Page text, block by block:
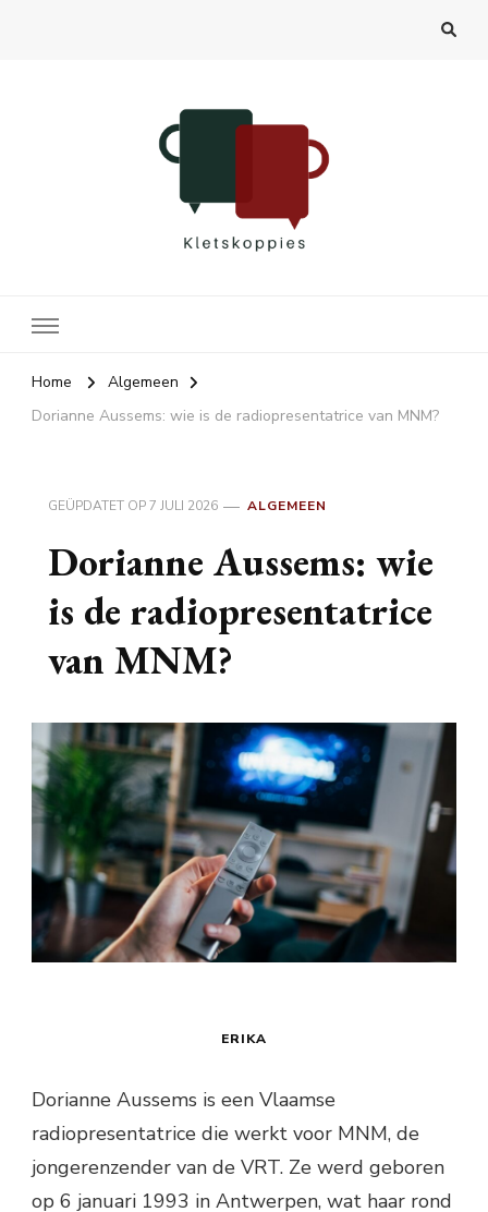
Home
Algemeen
Dorianne Aussems: wie is de radiopresentatrice van MNM?
GEÜPDATET OP7 JULI 2026 ALGEMEEN
Dorianne Aussems: wie
is de radiopresentatrice
van MNM?
ERIKA
Dorianne Aussems is een Vlaamse
radiopresentatrice die werkt voor MNM, de
jongerenzender van de VRT. Ze werd geboren
op 6 januari 1993 in Antwerpen, wat haar rond